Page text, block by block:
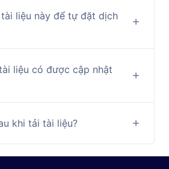
liệu này để tự đặt dịch
liệu có được cập nhật
khi tải tài liệu?